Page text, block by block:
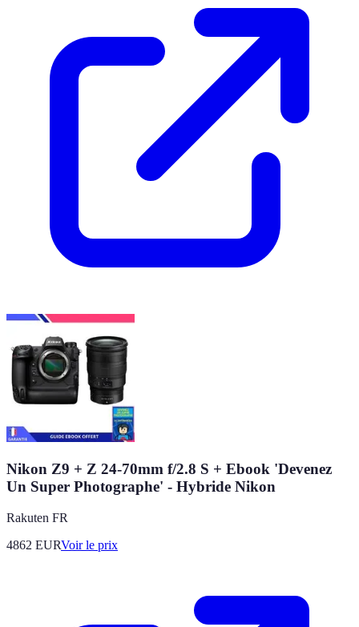
Nikon Z9 + Z 24-70mm f/2.8 S + Ebook 'Devenez
Un Super Photographe' - Hybride Nikon
Rakuten FR
4862 EURVoir le prix